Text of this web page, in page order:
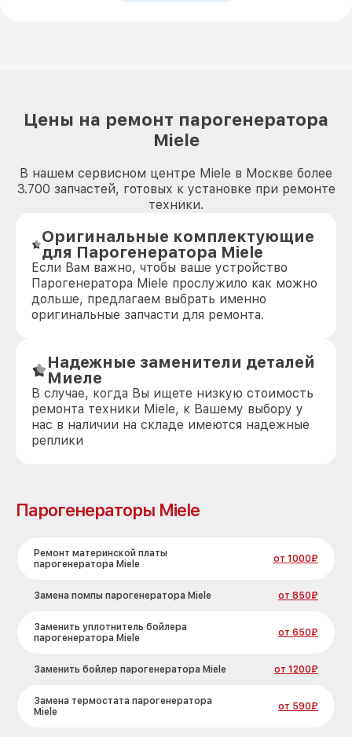
Цены на ремонт парогенератора
Miele
В нашем сервисном центре Miele в Москве более
3.700 запчастей, готовых к установке при ремонте
техники.
Оригинальные комплектующие
для Парогенератора Miele
Если Вам важно, чтобы ваше устройство
Парогенератора Miele прослужило как можно
дольше, предлагаем выбрать именно
оригинальные запчасти для ремонта.
Надежные заменители деталей
Миеле
В случае, когда Вы ищете низкую стоимость
ремонта техники Miele, к Вашему выбору у
нас в наличии на складе имеются надежные
реплики
Парогенераторы Miele
Ремонт материнской платы
парогенератора Miele
от 1000₽
Замена помпы парогенератора Miele от 850₽
Заменить уплотнитель бойлера
парогенератора Miele
от 650₽
Заменить бойлер парогенератора Miele от 1200₽
Замена термостата парогенератора
Miele
от 590₽